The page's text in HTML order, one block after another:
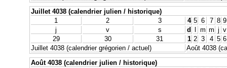
Juillet 4038 (calendrier julien / historique)
1
2 3 4 5 6 7 8 9
j
v s d m m j v
29
30 31 1 2 3 4 5 6
Juillet 4038 (calendrier grégorien / actuel)
Août 4038
Août 4038 (calendrier julien / historique)